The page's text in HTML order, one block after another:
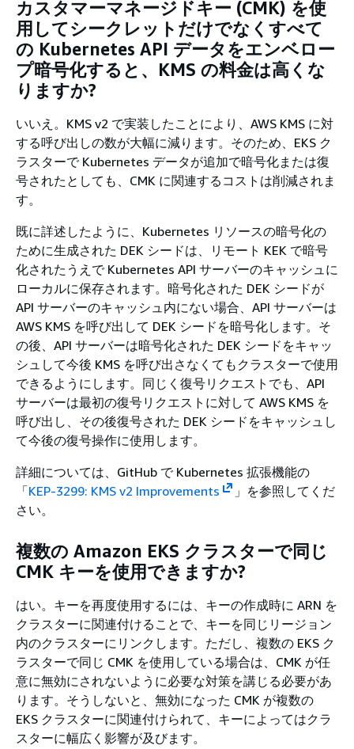
カスタマーマネージドキー (CMK) を使
用してシークレットだけでなくすべて
の Kubernetes API データをエンベロー
プ暗号化すると、KMS の料金は高くな
りますか?
いいえ。KMS v2 で実装したことにより、AWS KMS に対
する呼び出しの数が大幅に減ります。そのため、EKS ク
ラスターで Kubernetes データが追加で暗号化または復
号されたとしても、CMK に関連するコストは削減されま
す。
既に詳述したように、Kubernetes リソースの暗号化の
ために生成された DEK シードは、リモート KEK で暗号
化されたうえで Kubernetes API サーバーのキャッシュに
ローカルに保存されます。暗号化された DEK シードが
API サーバーのキャッシュ内にない場合、API サーバーは
AWS KMS を呼び出して DEK シードを暗号化します。そ
の後、API サーバーは暗号化された DEK シードをキャッ
シュして今後 KMS を呼び出さなくてもクラスターで使用
できるようにします。同じく復号リクエストでも、API
サーバーは最初の復号リクエストに対して AWS KMS を
呼び出し、その後復号された DEK シードをキャッシュし
て今後の復号操作に使用します。
詳細については、GitHub で Kubernetes 拡張機能の
「KEP-3299: KMS v2 Improvements
」を参照してくだ
さい。
複数の Amazon EKS クラスターで同じ
CMK キーを使用できますか?
はい。キーを再度使用するには、キーの作成時に ARN を
クラスターに関連付けることで、キーを同じリージョン
内のクラスターにリンクします。ただし、複数の EKS ク
ラスターで同じ CMK を使用している場合は、CMK が任
意に無効にされないように必要な対策を講じる必要があ
ります。そうしないと、無効になった CMK が複数の
EKS クラスターに関連付けられて、キーによってはクラ
スターに幅広く影響が及びます。